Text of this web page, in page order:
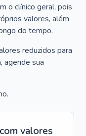
o clínico geral, pois
valores, além
do tempo.
reduzidos para
agende sua
valores